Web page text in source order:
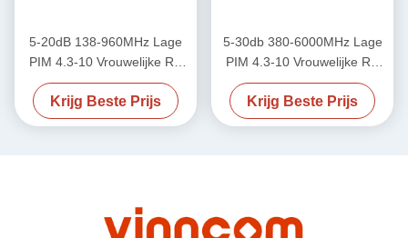
5-20dB 138-960MHz Lage
PIM 4.3-10 Vrouwelijke RF
Tapper
Krijg Beste Prijs
5-30db 380-6000MHz Lage
PIM 4.3-10 Vrouwelijke RF
Tapper
Krijg Beste Prijs